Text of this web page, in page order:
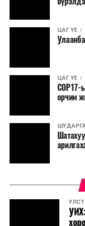
ЦАГ ҮЕ
ЦАГ ҮЕ
COP17-
орчим